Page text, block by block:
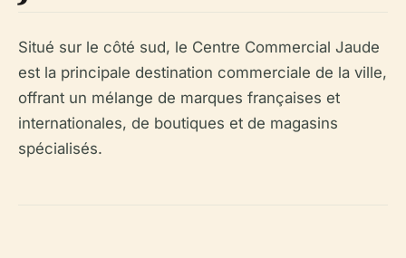
Situé sur le côté sud, le Centre Commercial Jaude
est la principale destination commerciale de la ville,
offrant un mélange de marques françaises et
internationales, de boutiques et de magasins
spécialisés.